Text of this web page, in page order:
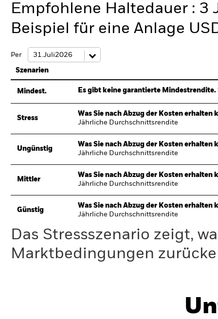
Empfohlene Haltedauer : 3
Beispiel für eine Anlage
Per
Szenarien
Mindest. Es gibt keine garantierte
Stress
Was Sie nach Abzug der Kosten erhalten
Jährliche Durchschnittsrendite
Ungünstig
Was Sie nach Abzug der Kosten erhalten
Jährliche Durchschnittsrendite
Mittler
Was Sie nach Abzug der Kosten erhalten
Jährliche Durchschnittsrendite
Günstig
Was Sie nach Abzug der Kosten erhalten
Jährliche Durchschnittsrendite
Das Stressszenario zeigt,
Marktbedingungen